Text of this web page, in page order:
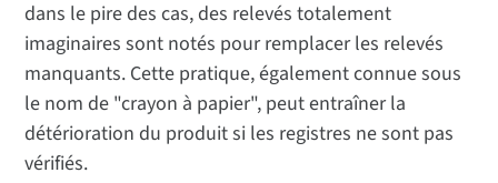
dans le pire des cas, des relevés totalement
imaginaires sont notés pour remplacer les relevés
manquants. Cette pratique, également connue sous
le nom de "crayon à papier", peut entraîner la
détérioration du produit si les registres ne sont pas
vérifiés.